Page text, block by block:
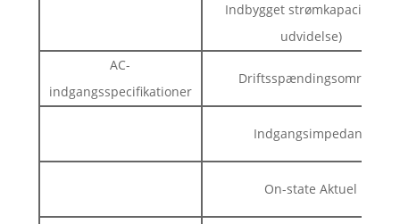
Indbygget strømkapacitet (til
udvidelse)
AC-
indgangsspecifikationer
Driftsspændingsområde
Indgangsimpedans
On-state Aktuel